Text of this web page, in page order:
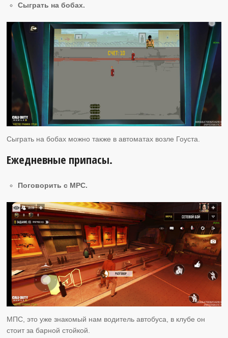
Сыграть на бобах.
Сыграть на бобах можно также в автоматах возле Гоуста.
Ежедневные припасы.
Поговорить с MPC.
МПС, это уже знакомый нам водитель автобуса, в клубе он
стоит за барной стойкой.